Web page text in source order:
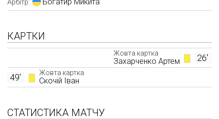
Арбітр:
КАРТКИ
26'
Жовта картка
Захарченко Артем
Жовта картка
Скочій Іван
49'
СТАТИСТИКА МАТЧУ